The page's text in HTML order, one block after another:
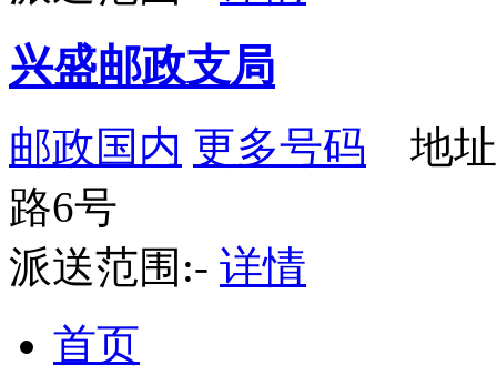
兴盛邮政支局
邮政国内 更多号码 地址
路6号
派送范围:- 详情
首页